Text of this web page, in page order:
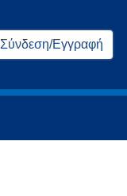
Σύνδεση/Εγγραφή